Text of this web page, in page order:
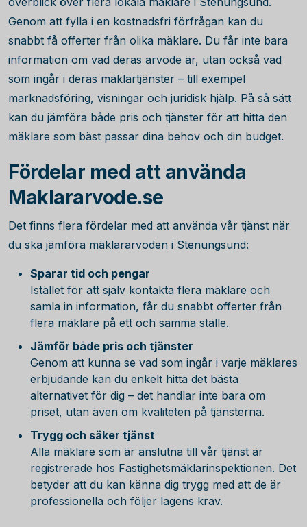
Genom att fylla i en kostnadsfri förfrågan kan du
snabbt få offerter från olika mäklare. Du får inte bara
information om vad deras arvode är, utan också vad
som ingår i deras mäklartjänster – till exempel
marknadsföring, visningar och juridisk hjälp. På så sätt
kan du jämföra både pris och tjänster för att hitta den
mäklare som bäst passar dina behov och din budget.
Fördelar med att använda
Maklararvode.se
Det finns flera fördelar med att använda vår tjänst när
du ska jämföra mäklararvoden i Stenungsund:
Sparar tid och pengar
Istället för att själv kontakta flera mäklare och
samla in information, får du snabbt offerter från
flera mäklare på ett och samma ställe.
Jämför både pris och tjänster
Genom att kunna se vad som ingår i varje mäklares
erbjudande kan du enkelt hitta det bästa
alternativet för dig – det handlar inte bara om
priset, utan även om kvaliteten på tjänsterna.
Trygg och säker tjänst
Alla mäklare som är anslutna till vår tjänst är
registrerade hos Fastighetsmäklarinspektionen. Det
betyder att du kan känna dig trygg med att de är
professionella och följer lagens krav.